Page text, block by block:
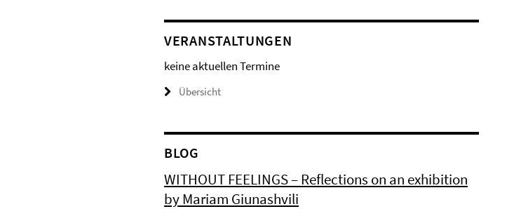
VERANSTALTUNGEN
keine aktuellen Termine
Übersicht
BLOG
WITHOUT FEELINGS – Reflections on an exhibition
by Mariam Giunashvili